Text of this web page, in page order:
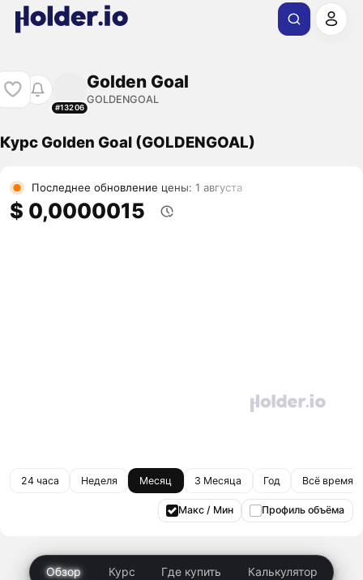
#13206
Golden Goal
GOLDENGOAL
Курс Golden Goal (GOLDENGOAL)
Последнее обновление цены: 1 августа
$ 0,0000015
24 часа Неделя Месяц 3 Месяца Год Всё время
Макс / Мин Профиль объёма
Обзор Курс Где купить Калькулятор